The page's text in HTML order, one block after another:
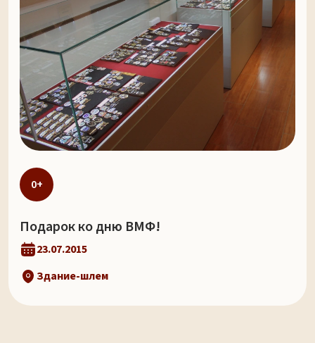
0+
Подарок ко дню ВМФ!
23.07.2015
Здание-шлем